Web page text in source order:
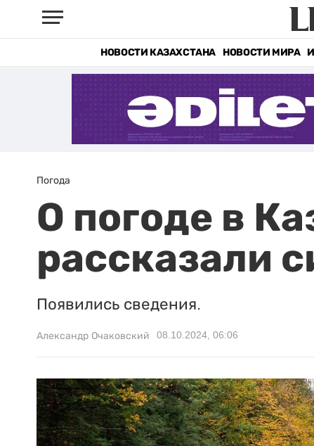
НОВОСТИ КАЗАХСТАНА НОВОСТИ МИРА
Погода
О погоде в
рассказали
Появились сведения.
Александр Очаковский 08.10.2024, 06:06